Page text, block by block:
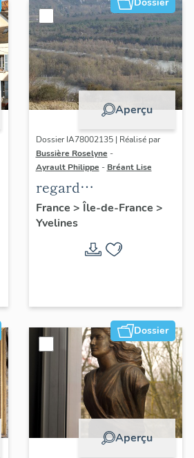
Aperçu
Dossier IA78002135 | Réalisé par
Bussière Roselyne -
Ayrault Philippe - Bréant Lise
regard
photographique sur
le territoire de Seine-
France > Île-de-France >
Yvelines
Dossier
Aperçu